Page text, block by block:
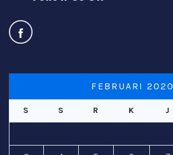
FEBRUARI 2020
S S R K J